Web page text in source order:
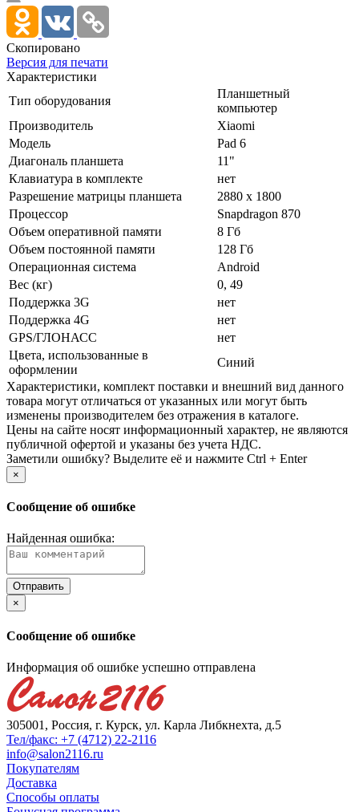
Скопировано
Версия для печати
Характеристики
Тип оборудования
Планшетный
компьютер
Производитель
Xiaomi
Модель
Pad 6
Диагональ планшета
11"
Клавиатура в комплекте
нет
Разрешение матрицы планшета
2880 x 1800
Процессор
Snapdragon 870
Объем оперативной памяти
8 Гб
Объем постоянной памяти
128 Гб
Операционная система
Android
Вес (кг)
0, 49
Поддержка 3G
нет
Поддержка 4G
нет
GPS/ГЛОНАСС
нет
Цвета, использованные в
оформлении
Синий
Xарактеристики, комплект поставки и внешний вид данного
товара могут отличаться от указанных или могут быть
изменены производителем без отражения в каталоге.
Цены на сайте носят информационный характер, не являются
публичной офертой и указаны без учета НДС.
Заметили ошибку? Выделите её и нажмите Ctrl + Enter
×
Сообщение об ошибке
Найденная ошибка:
×
Сообщение об ошибке
Информация об ошибке успешно отправлена
305001, Россия, г. Курск, ул. Карла Либкнехта, д.5
Тел/факс: +7 (4712) 22-2116
info@salon2116.ru
Покупателям
Доставка
Способы оплаты